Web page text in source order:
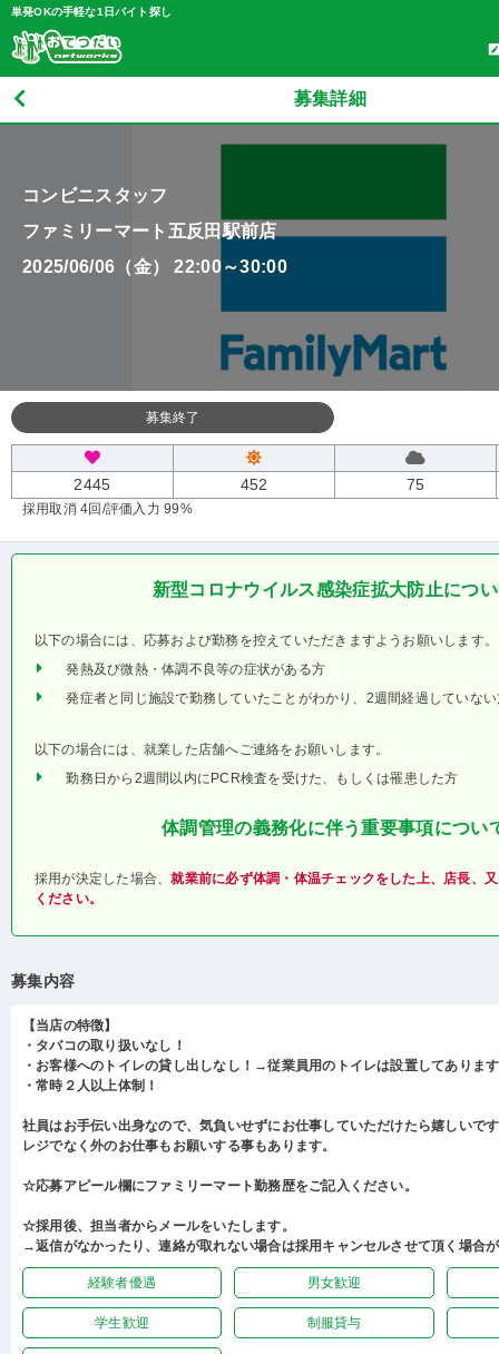
単発OKの手軽な1日バイト探し
募集詳細
コンビニスタッフ
ファミリーマート五反田駅前店
2025/06/06（金） 22:00～30:00
募集終了
2445 452 75
採用取消 4回 /評価入力 99%
新型コロナウイルス感染症拡大防止につ
以下の場合には、応募および勤務を控えていただきますようお願いします。
発熱及び微熱・体調不良等の症状がある方
発症者と同じ施設で勤務していたことがわかり、2週間経過していな
以下の場合には、就業した店舗へご連絡をお願いします。
勤務日から2週間以内にPCR検査を受けた、もしくは罹患した方
体調管理の義務化に伴う重要事項につい
採用が決定した場合、就業前に必ず体調・体温チェックをした上、店長、
ください。
募集内容
【当店の特徴】
・タバコの取り扱いなし！
・お客様へのトイレの貸し出しなし！→従業員用のトイレは設置してありま
・常時２人以上体制！
社員はお手伝い出身なので、気負いせずにお仕事していただけたら嬉しいで
レジでなく外のお仕事もお願いする事もあります。
☆応募アピール欄にファミリーマート勤務歴をご記入ください。
☆採用後、担当者からメールをいたします。
→返信がなかったり、連絡が取れない場合は採用キャンセルさせて頂く場合
経験者優遇 男女歓迎
学生歓迎 制服貸与